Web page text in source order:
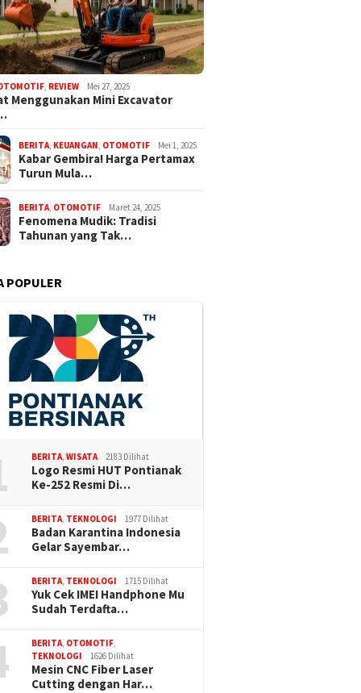
, REVIEW Mei 27, 2025
Menggunakan Mini Excavator
BERITA, KEUANGAN, OTOMOTIF Mei 1, 2025
Kabar Gembira! Harga Pertamax
Turun Mula…
BERITA, OTOMOTIF Maret 24, 2025
Fenomena Mudik: Tradisi
Tahunan yang Tak…
POPULER
BERITA,WISATA 2183 Dilihat
Logo Resmi HUT Pontianak
Ke-252 Resmi Di…
BERITA, TEKNOLOGI 1977 Dilihat
Badan Karantina Indonesia
Gelar Sayembar…
BERITA, TEKNOLOGI 1715 Dilihat
Yuk Cek IMEI Handphone Mu
Sudah Terdafta…
BERITA, OTOMOTIF,
TEKNOLOGI
1626 Dilihat
Mesin CNC Fiber Laser
Cutting dengan Har…